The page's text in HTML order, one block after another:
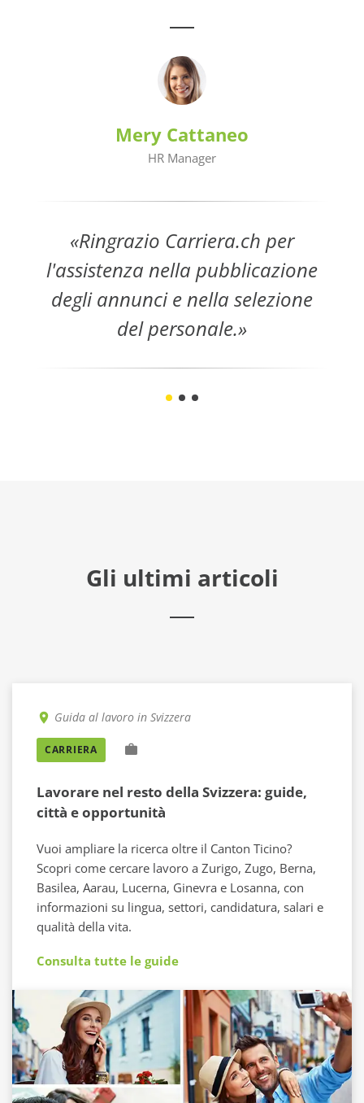
Mery Cattaneo
HR Manager
Ringrazio Carriera.ch per
l'assistenza nella pubblicazione
degli annunci e nella selezione
del personale.
Gli ultimi articoli
Guida al lavoro in Svizzera
CARRIERA
Lavorare nel resto della Svizzera: guide,
città e opportunità
Vuoi ampliare la ricerca oltre il Canton Ticino?
Scopri come cercare lavoro a Zurigo, Zugo, Berna,
Basilea, Aarau, Lucerna, Ginevra e Losanna, con
informazioni su lingua, settori, candidatura, salari e
qualità della vita.
Consulta tutte le guide